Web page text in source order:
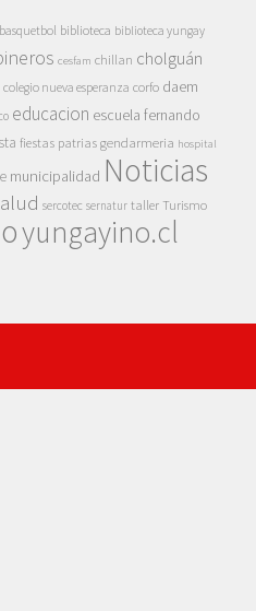
basquetbol biblioteca biblioteca yungay
cesfam chillan cholguán
colegio nueva esperanza corfo daem
educacion escuela fernando
fiestas patrias gendarmeria hospital
municipalidad Noticias
sercotec sernatur taller Turismo
yungayino.cl